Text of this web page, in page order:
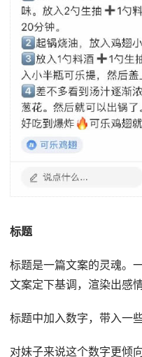
标题
标题是一篇文案的灵魂。
文案定下基调，渲染出感
标题中加入数字，带入一
对妹子来说这个数字更倾